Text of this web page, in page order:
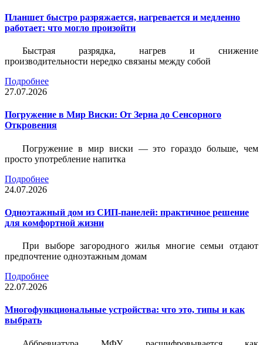
Планшет быстро разряжается, нагревается и медленно
работает: что могло произойти
Быстрая разрядка, нагрев и снижение
производительности нередко связаны между собой
Подробнее
27.07.2026
Погружение в Мир Виски: От Зерна до Сенсорного
Откровения
Погружение в мир виски — это гораздо больше, чем
просто употребление напитка
Подробнее
24.07.2026
Одноэтажный дом из СИП-панелей: практичное решение
для комфортной жизни
При выборе загородного жилья многие семьи отдают
предпочтение одноэтажным домам
Подробнее
22.07.2026
Многофункциональные устройства: что это, типы и как
выбрать